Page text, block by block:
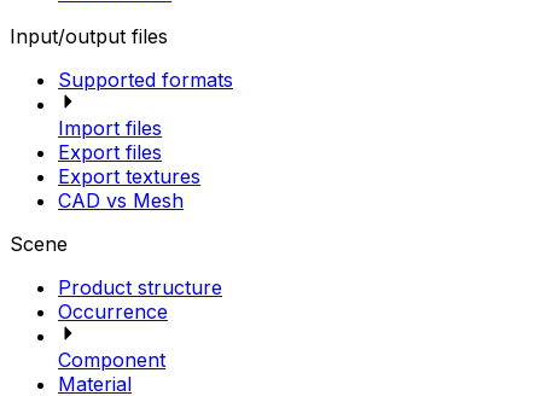
Input/output files
Supported formats
Import files
Export files
Export textures
CAD vs Mesh
Scene
Product structure
Occurrence
Component
Material